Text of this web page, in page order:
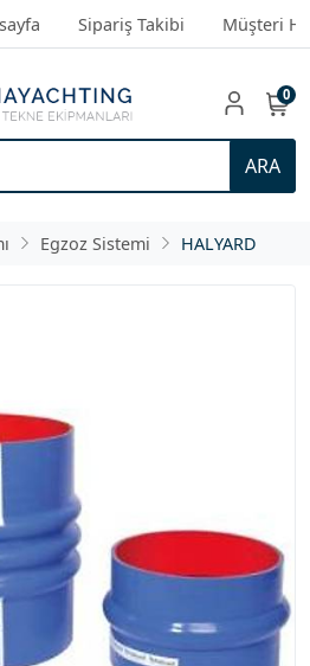
Sipariş Takibi Müşteri
ARA
0
Egzoz Sistemi HALYARD